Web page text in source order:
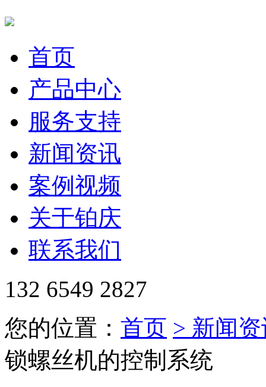
首页
产品中心
服务支持
新闻资讯
案例视频
关于铂庆
联系我们
132 6549 2827
您的位置： 首页 > 新闻
锁螺丝机的控制系统